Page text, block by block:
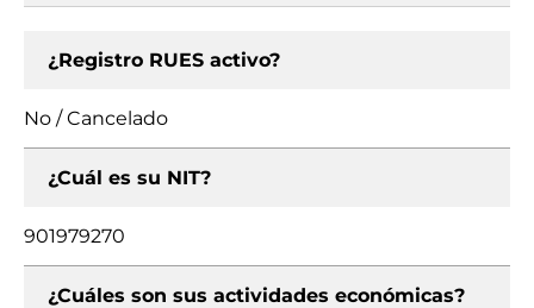
¿Registro RUES activo?
No / Cancelado
¿Cuál es su NIT?
901979270
¿Cuáles son sus actividades económicas?